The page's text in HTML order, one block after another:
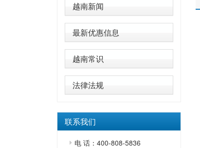
越南新闻
最新优惠信息
越南常识
法律法规
联系我们
电 话：400-808-5836